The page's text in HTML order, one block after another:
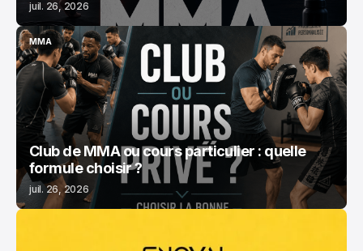
juil. 26, 2026
MMA
MMA
Club de MMA ou cours particulier : quelle
formule choisir ?
juil. 26, 2026